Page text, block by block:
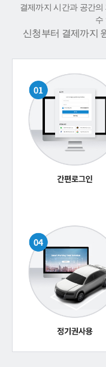
결제까지 시간과 공간
수
신청부터 결제까지